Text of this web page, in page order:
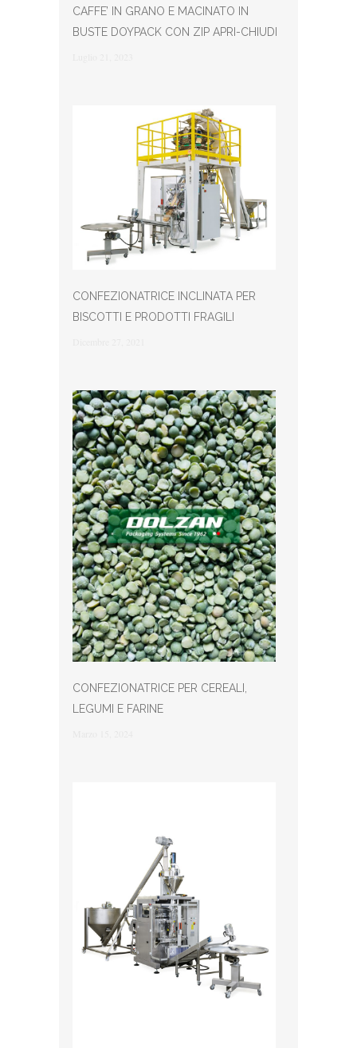
CAFFE’ IN GRANO E MACINATO IN
BUSTE DOYPACK CON ZIP APRI-CHIUDI
CONFEZIONATRICE INCLINATA PER
BISCOTTI E PRODOTTI FRAGILI
CONFEZIONATRICE PER CEREALI,
LEGUMI E FARINE